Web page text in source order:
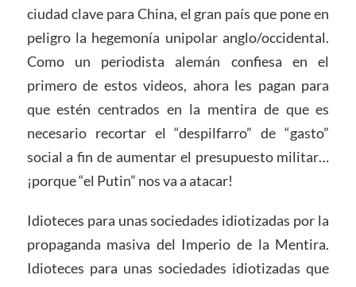
ciudad clave para China, el gran país que pone en
peligro la hegemonía unipolar anglo/occidental.
Como un periodista alemán confiesa en el
primero de estos videos, ahora les pagan para
que estén centrados en la mentira de que es
necesario recortar el “despilfarro” de “gasto”
social a fin de aumentar el presupuesto militar…
¡porque “el Putin” nos va a atacar!
Idioteces para unas sociedades idiotizadas por la
propaganda masiva del Imperio de la Mentira.
Idioteces para unas sociedades idiotizadas que